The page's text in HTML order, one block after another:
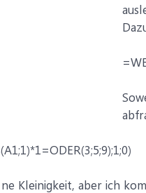
Kleinigkeit, aber ich